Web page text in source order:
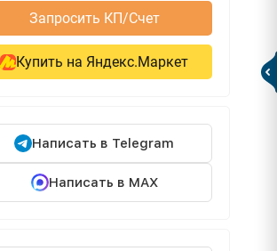
Запросить КП/Счет
Купить на Яндекс.Маркет
Написать в Telegram
Написать в MAX